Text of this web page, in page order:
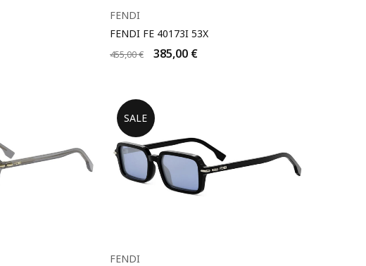
FENDI
FENDI FE 40173I 53X
455,00€ 385,00 €
SALE
FENDI